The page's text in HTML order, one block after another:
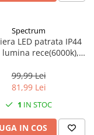
Spectrum
LED patrata IP44
lumina rece(6000k),
99,99 Lei
81,99 Lei
1 IN STOC
IN COS